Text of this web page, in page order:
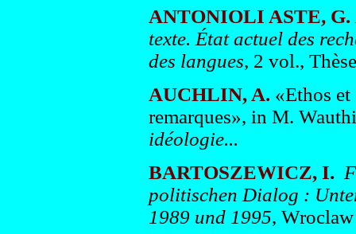
ANTONIOLI ASTE, G.
texte. État actuel des
des langues, 2 vol.,
AUCHLIN, A. «Ethos
remarques», in M.
idéologie...
BARTOSZEWICZ, I.
politischen Dialog :
1989 und 1995,